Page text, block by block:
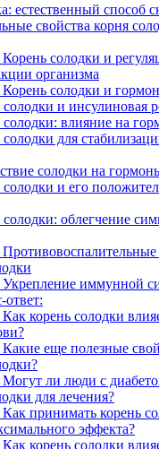
естественный способ
свойства корня
Корень солодки и
организма
Корень солодки и
и инсулиновая
солодки: влияние на
для
солодки на
и его
облегчение
Противовоспалительные
Укрепление иммунной
Как корень солодки
Какие еще полезные
Могут ли люди с
для лечения?
Как принимать корень
эффекта?
Как корень солодки